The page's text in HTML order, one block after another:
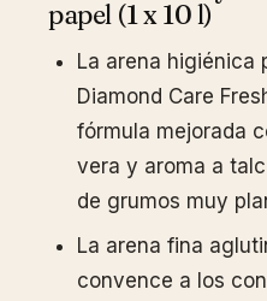
papel (1 x 10 l)
La arena higiénica
Diamond Care
fórmula mejorada
vera y aroma a
de grumos muy
La arena fina
convence a los